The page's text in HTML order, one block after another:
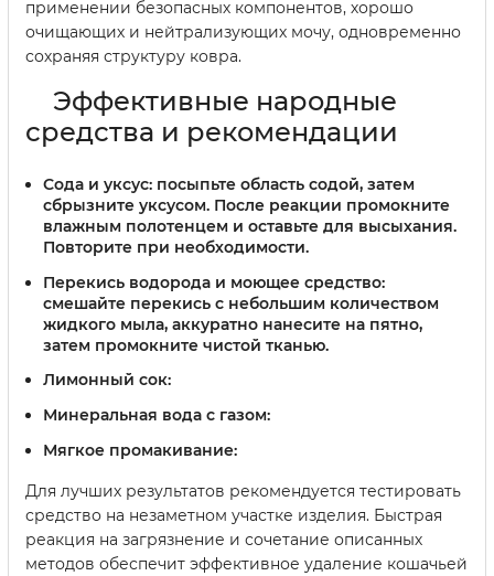
применении безопасных компонентов, хорошо
очищающих и нейтрализующих мочу, одновременно
сохраняя структуру ковра.
Эффективные народные
средства и рекомендации
Сода и уксус: посыпьте область содой, затем
сбрызните уксусом. После реакции промокните
влажным полотенцем и оставьте для высыхания.
Повторите при необходимости.
Перекись водорода и моющее средство:
смешайте перекись с небольшим количеством
жидкого мыла, аккуратно нанесите на пятно,
затем промокните чистой тканью.
Лимонный сок:
Минеральная вода с газом:
Мягкое промакивание:
Для лучших результатов рекомендуется тестировать
средство на незаметном участке изделия. Быстрая
реакция на загрязнение и сочетание описанных
методов обеспечит эффективное удаление кошачьей